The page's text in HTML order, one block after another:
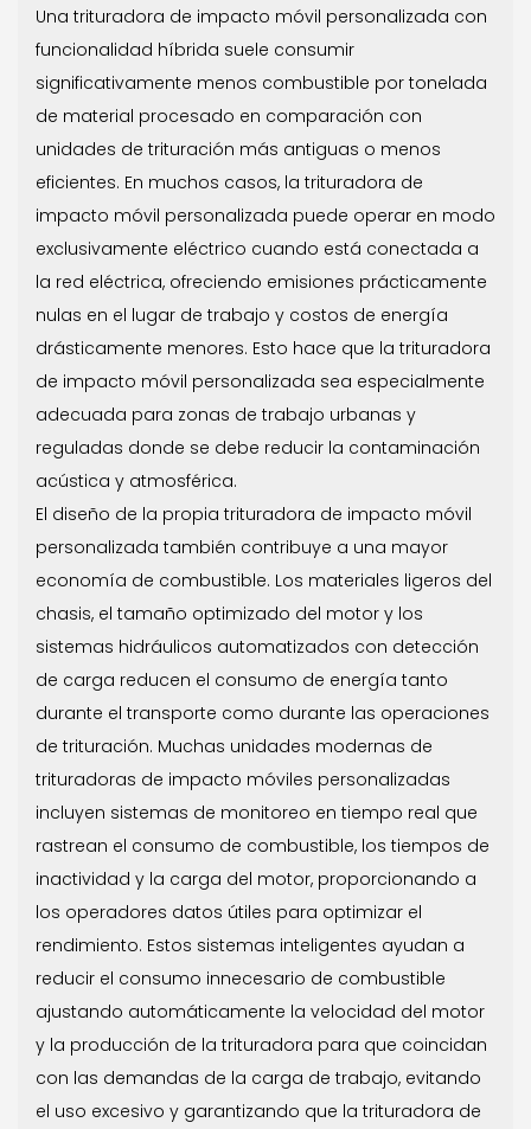
Una trituradora de impacto móvil personalizada con
funcionalidad híbrida suele consumir
significativamente menos combustible por tonelada
de material procesado en comparación con
unidades de trituración más antiguas o menos
eficientes. En muchos casos, la trituradora de
impacto móvil personalizada puede operar en modo
exclusivamente eléctrico cuando está conectada a
la red eléctrica, ofreciendo emisiones prácticamente
nulas en el lugar de trabajo y costos de energía
drásticamente menores. Esto hace que la trituradora
de impacto móvil personalizada sea especialmente
adecuada para zonas de trabajo urbanas y
reguladas donde se debe reducir la contaminación
acústica y atmosférica.
El diseño de la propia trituradora de impacto móvil
personalizada también contribuye a una mayor
economía de combustible. Los materiales ligeros del
chasis, el tamaño optimizado del motor y los
sistemas hidráulicos automatizados con detección
de carga reducen el consumo de energía tanto
durante el transporte como durante las operaciones
de trituración. Muchas unidades modernas de
trituradoras de impacto móviles personalizadas
incluyen sistemas de monitoreo en tiempo real que
rastrean el consumo de combustible, los tiempos de
inactividad y la carga del motor, proporcionando a
los operadores datos útiles para optimizar el
rendimiento. Estos sistemas inteligentes ayudan a
reducir el consumo innecesario de combustible
ajustando automáticamente la velocidad del motor
y la producción de la trituradora para que coincidan
con las demandas de la carga de trabajo, evitando
el uso excesivo y garantizando que la trituradora de